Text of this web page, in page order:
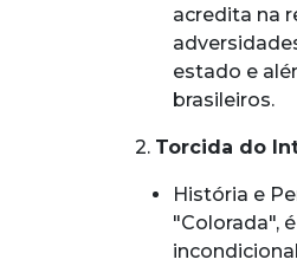
acredita na
estado e
brasileiros.
2. Torcida do
História e
"Colorada",